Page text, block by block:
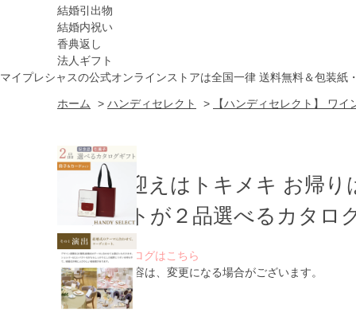
結婚引出物
結婚内祝い
香典返し
法人ギフト
マイプレシャスの公式オンラインストアは全国一律 送料無料＆包装紙
ホーム > ハンディセレクト > 【ハンディセレクト】 ワ
お出迎えはトキメキ お帰り
ゲストが２品選べるカタロ
WEBカタログはこちら
※ 掲載内容は、変更になる場合がございます。